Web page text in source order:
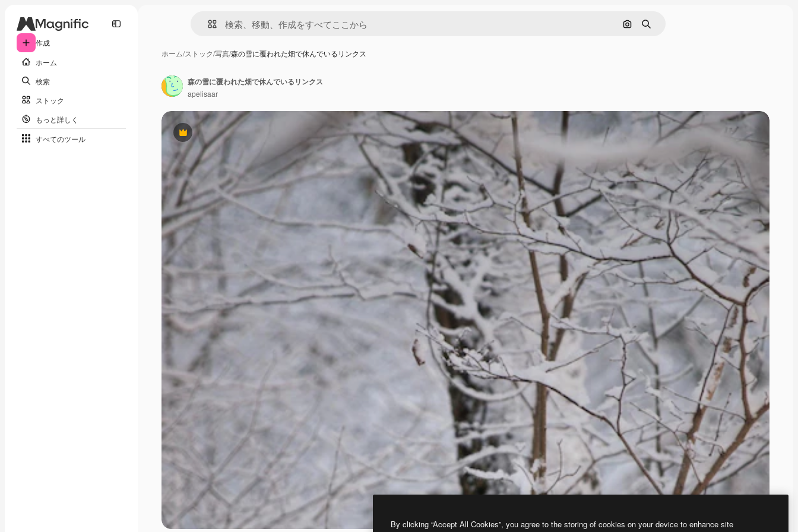
作成
ホーム
検索
ストック
もっと詳しく
すべてのツール
画像で検索
検索
ホーム/ストック/写真/森の雪に覆われた畑で休んでいるリンクス
Premium
森の雪に覆われた畑で休んでいるリンクス
apelisaar
By clicking “Accept All Cookies”, you agree to the storing of cookies on your device to enhance site